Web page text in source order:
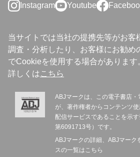
Instagram Youtube
当サイトでは当社の提携先等がお客
調査・分析したり、お客様にお勧め
でCookieを使用する場合があります
詳しくはこちら
ABJマークは、この電子書店・
が、著作権者からコンテンツ
配信サービスであることを示
第6091713号）です。
ABJマークの詳細、ABJマーク
スの一覧は こちら